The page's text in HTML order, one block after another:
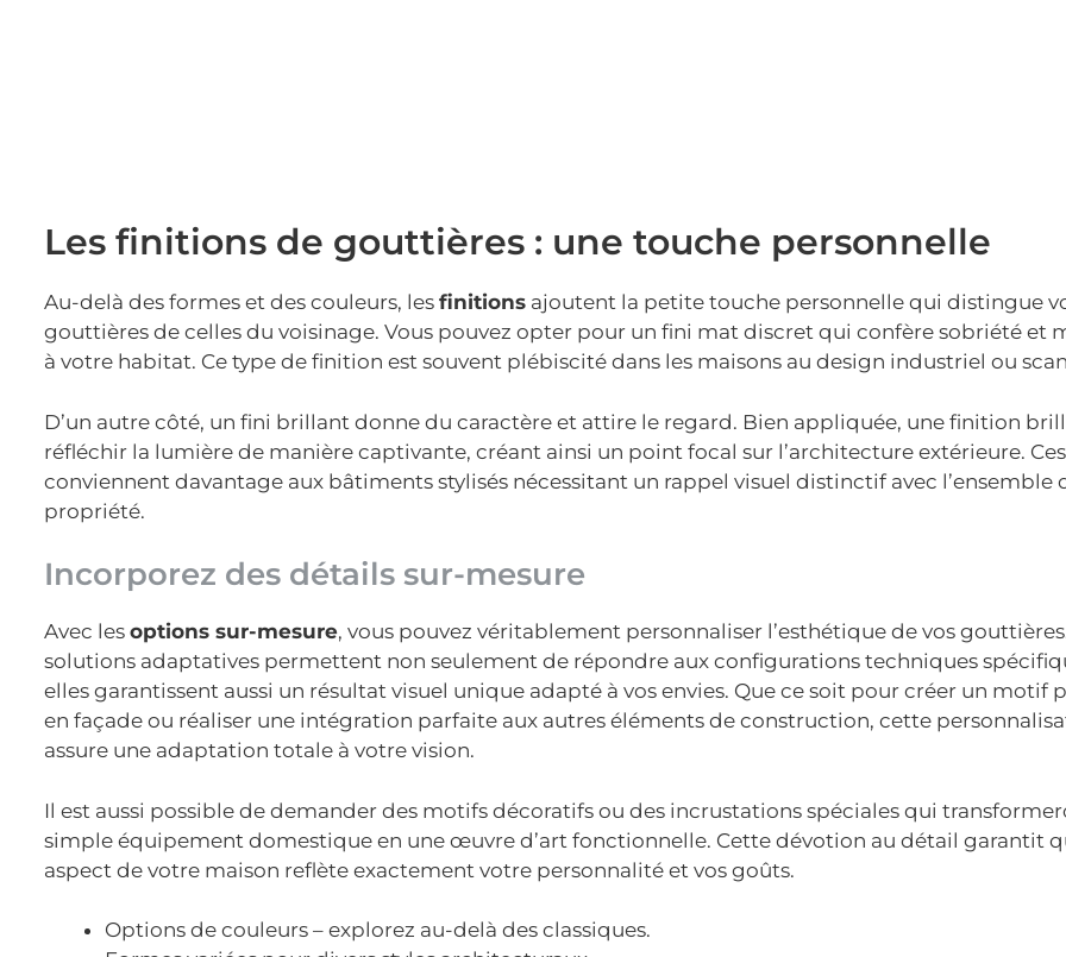
Les finitions de gouttières : une touche personnelle
Au-delà des formes et des couleurs, les finitions ajoutent la petite touche personnelle qui distingue
gouttières de celles du voisinage. Vous pouvez opter pour un fini mat discret qui confère sobriété et
à votre habitat. Ce type de finition est souvent plébiscité dans les maisons au design industriel ou
D’un autre côté, un fini brillant donne du caractère et attire le regard. Bien appliquée, une finition
réfléchir la lumière de manière captivante, créant ainsi un point focal sur l’architecture extérieure.
conviennent davantage aux bâtiments stylisés nécessitant un rappel visuel distinctif avec l’ensemble
propriété.
Incorporez des détails sur-mesure
Avec les options sur-mesure, vous pouvez véritablement personnaliser l’esthétique de vos
solutions adaptatives permettent non seulement de répondre aux configurations techniques
elles garantissent aussi un résultat visuel unique adapté à vos envies. Que ce soit pour créer un motif
en façade ou réaliser une intégration parfaite aux autres éléments de construction, cette
assure une adaptation totale à votre vision.
Il est aussi possible de demander des motifs décoratifs ou des incrustations spéciales qui
simple équipement domestique en une œuvre d’art fonctionnelle. Cette dévotion au détail garantit
aspect de votre maison reflète exactement votre personnalité et vos goûts.
Options de couleurs – explorez au-delà des classiques.